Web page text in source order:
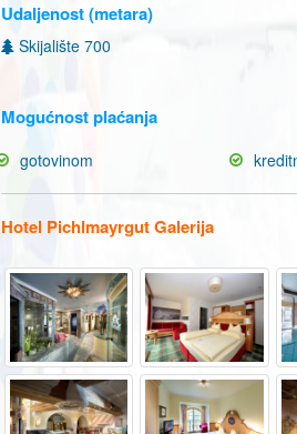
Udaljenost (metara)
Skijalište 700
Mogućnost plaćanja
gotovinom
Hotel Pichlmayrgut Galerija